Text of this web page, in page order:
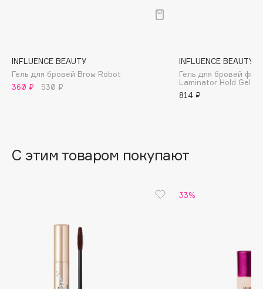
Balmain Hair Couture
Banderas
Beauty Pati
INFLUENCE BEAUTY
Гель для бровей Brow Robot
360 ₽
530 ₽
INFLUENCE BEAUTY
Гель для бровей
Laminator Hold Gel
814 ₽
С этим товаром покупают
33%